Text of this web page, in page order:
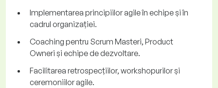
Implementarea principiilor agile în echipe și în
cadrul organizației.
Coaching pentru Scrum Masteri, Product
Owneri și echipe de dezvoltare.
Facilitarea retrospecțiilor, workshopurilor și
ceremoniilor agile.